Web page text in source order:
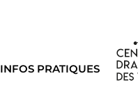
INFOS PRATIQUES